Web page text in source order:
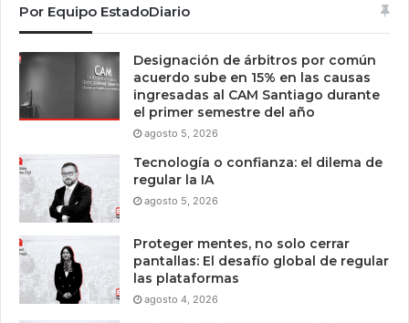
Por Equipo EstadoDiario
Designación de árbitros por común
acuerdo sube en 15% en las causas
ingresadas al CAM Santiago durante
el primer semestre del año
agosto 5, 2026
Tecnología o confianza: el dilema de
regular la IA
agosto 5, 2026
Proteger mentes, no solo cerrar
pantallas: El desafío global de regular
las plataformas
agosto 4, 2026